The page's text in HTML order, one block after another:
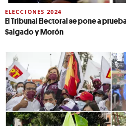
ELECCIONES 2024
El Tribunal Electoral se pone a
Salgado y Morón